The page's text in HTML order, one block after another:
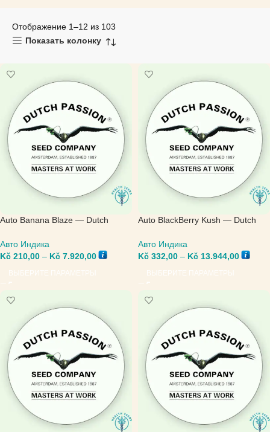
Отображение 1–12 из 103
Показать колонку
Auto Banana Blaze — Dutch
Авто Индика
Kč 210,00 – Kč 7.920,00
ВЫБЕРИТЕ ПАРАМЕТРЫ
Auto BlackBerry Kush — Dutch
Авто Индика
Kč 332,00 – Kč 13.944,00
ВЫБЕРИТЕ ПАРАМЕТРЫ